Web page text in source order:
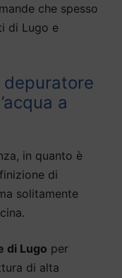
che spesso
di Lugo e
depuratore
a
in quanto è
di
solitamente
di Lugo per
di alta